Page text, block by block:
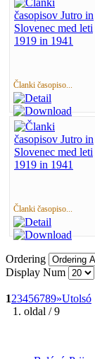
Članki časopiso...
Članki časopiso...
Ordering
Display Num
123456789»Utolsó
1. oldal / 9